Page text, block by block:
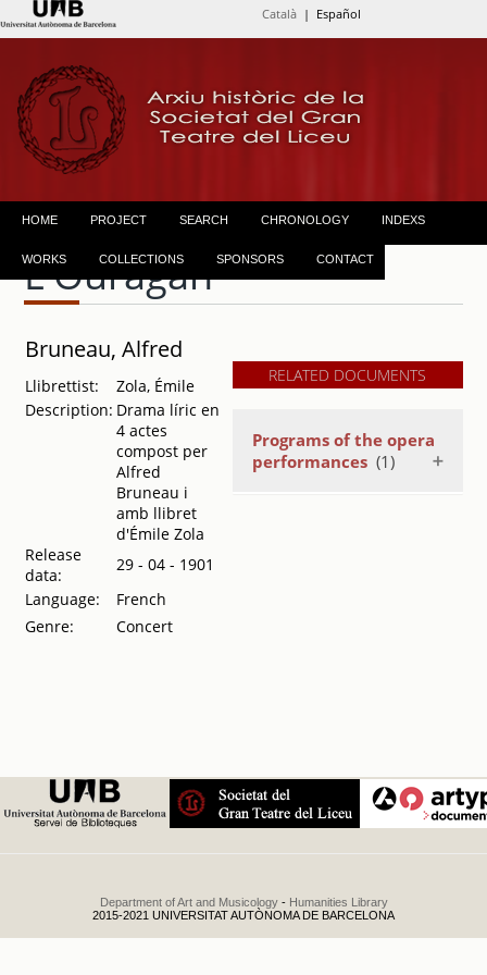
Català | Español
HOME PROJECT SEARCH CHRONOLOGY INDEXS
WORKS COLLECTIONS SPONSORS CONTACT
L'Ouragan
Bruneau, Alfred
Llibrettist:
Zola, Émile
Description: Drama líric en
4 actes
compost per
Alfred
Bruneau i
amb llibret
d'Émile Zola
Release
data:
29 - 04 - 1901
Language:
French
Genre:
Concert
RELATED DOCUMENTS
Programs of the opera
performances (1)
Department of Art and Musicology- Humanities Library
2015-2021 UNIVERSITAT AUTÒNOMA DE BARCELONA